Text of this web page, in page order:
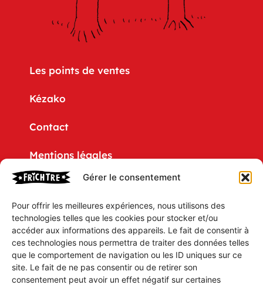
Gérer le consentement
Pour offrir les meilleures expériences, nous utilisons des
technologies telles que les cookies pour stocker et/ou
accéder aux informations des appareils. Le fait de consentir à
ces technologies nous permettra de traiter des données telles
que le comportement de navigation ou les ID uniques sur ce
site. Le fait de ne pas consentir ou de retirer son
consentement peut avoir un effet négatif sur certaines
Les points de ventes
Kézako
Contact
Mentions légales
Politique de confidentialité
CGV
Mon compte
Mon Panier